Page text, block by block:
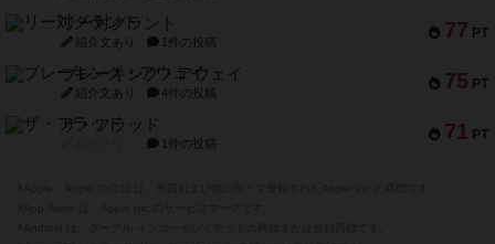
77 PT
リー対グラント
紹介文あり 1件の投稿
75 PT
ブレーキング・アウェイ
紹介文あり 4件の投稿
71 PT
ザ・フラッド
1件の投稿